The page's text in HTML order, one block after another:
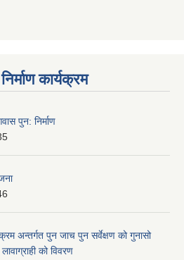
कार्यक्रम
पुन: निर्माण
अन्तर्गत पुन जाच पुन सर्वेक्षण को गुनासो
को विवरण